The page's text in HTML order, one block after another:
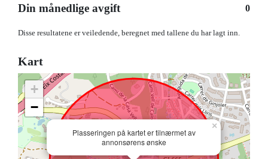
Din månedlige avgift 0
Disse resultatene er veiledende, beregnet med tallene du har lagt inn.
Kart
Plasseringen på kartet er tilnærmet av
annonsørens ønske
×
+
−